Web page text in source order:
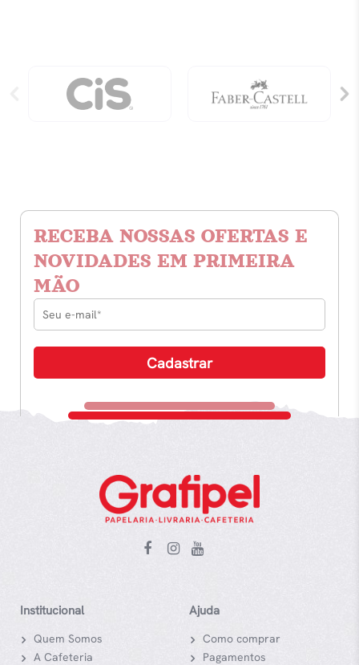
RECEBA NOSSAS OFERTAS E
NOVIDADES EM PRIMEIRA
MÃO
Institucional
Quem Somos
A Cafeteria
Ajuda
Como comprar
Pagamentos